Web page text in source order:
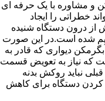
و مشاوره با یک حرفه ای
خطراتی را ایجاد
از درون دستگاه شنیده
شده است.در این صورت
دیواری که قادر به
که نیاز به تعویض قسمت
نباید روکش بدنه
کردن دستگاه برای کاهش